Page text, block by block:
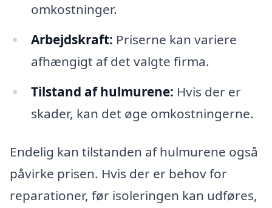
omkostninger.
Arbejdskraft: Priserne kan variere
afhængigt af det valgte firma.
Tilstand af hulmurene: Hvis der er
skader, kan det øge omkostningerne.
Endelig kan tilstanden af hulmurene også
påvirke prisen. Hvis der er behov for
reparationer, før isoleringen kan udføres,